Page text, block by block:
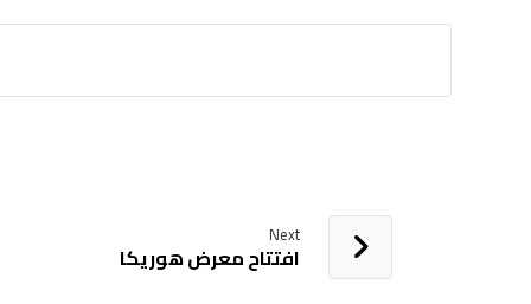
Next
افتتاح معرض هوريكا